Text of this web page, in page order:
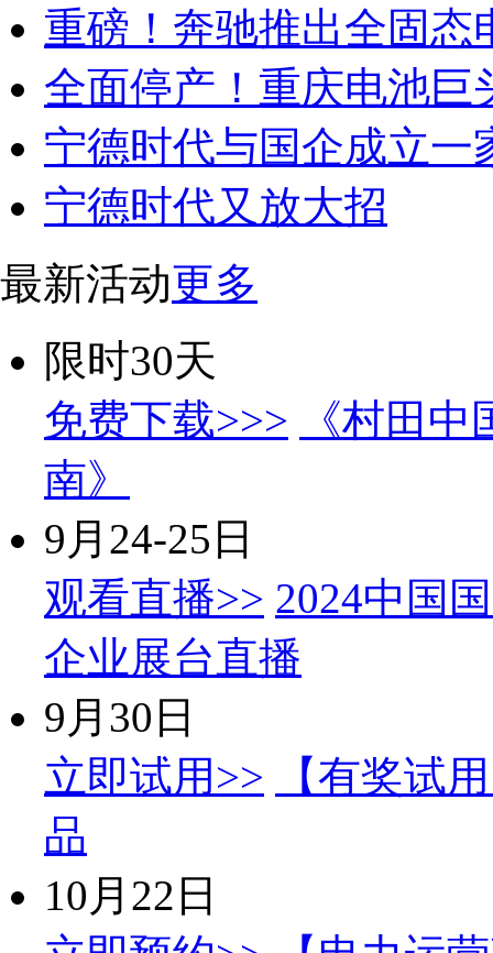
重磅！奔驰推出全固态
全面停产！重庆电池巨
宁德时代与国企成立一
宁德时代又放大招
最新活动更多
限时30天
免费下载>>>
《村田
南》
9月24-25日
观看直播>> 2024中国
企业展台直播
9月30日
立即试用>>
【有奖试
品
10月22日